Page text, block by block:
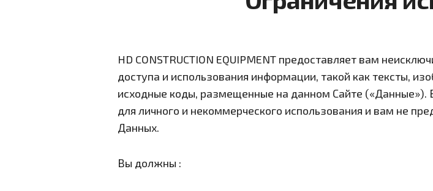
HD CONSTRUCTION EQUIPMENT предоставляет вам
доступа и использования информации, такой как тексты,
исходные коды, размещенные на данном Сайте («Данные»).
для личного и некоммерческого использования и вам не
Данных.
Вы должны :